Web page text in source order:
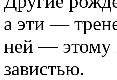
а эти —
ней — этому
завистью.